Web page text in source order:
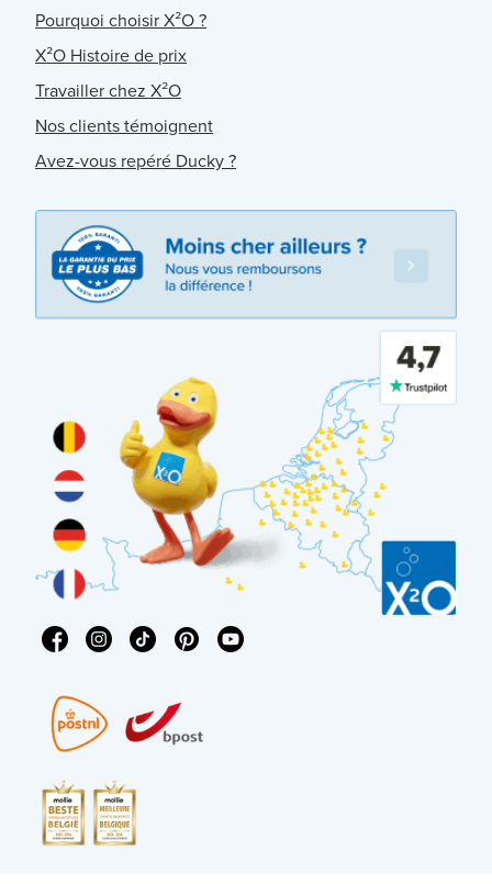
Pourquoi choisir X²O ?
X²O Histoire de prix
Travailler chez X²O
Nos clients témoignent
Avez-vous repéré Ducky ?